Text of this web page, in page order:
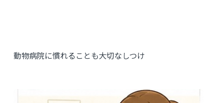
動物病院に慣れることも大切なしつけ